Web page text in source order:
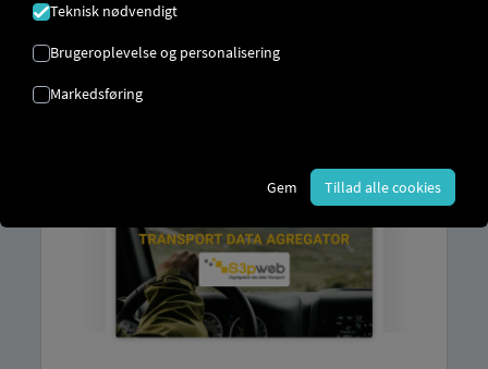
kan duudvide denne tjeneste med data
adgang til
Teknisk nødvendigt
Brugeroplevelse og personalisering
Markedsføring
Gem Tillad alle cookies